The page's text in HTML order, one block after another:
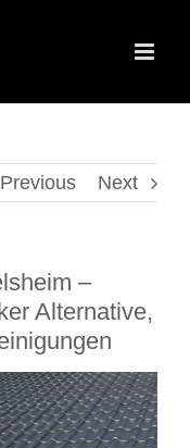
Previous Next
–
Alternative,